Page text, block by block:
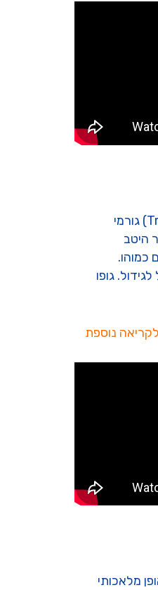
גורמי פנינה (Trichopodus leerii) גורמי
היטב
כמוהו.
גופו
לקריאה נוספת
מלאכותי